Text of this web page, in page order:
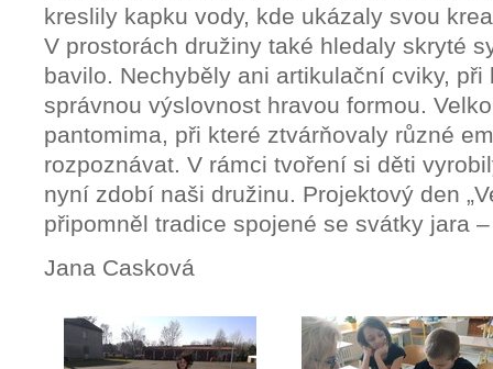
kreslily kapku vody, kde ukázaly svou
V prostorách družiny také hledaly skryté
bavilo. Nechyběly ani artikulační cviky,
správnou výslovnost hravou formou.
pantomima, při které ztvárňovaly různé
rozpoznávat. V rámci tvoření si děti
nyní zdobí naši družinu. Projektový den
připomněl tradice spojené se svátky jara
Jana Casková